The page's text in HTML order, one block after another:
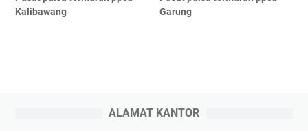
Kalibawang
Garung
ALAMAT KANTOR